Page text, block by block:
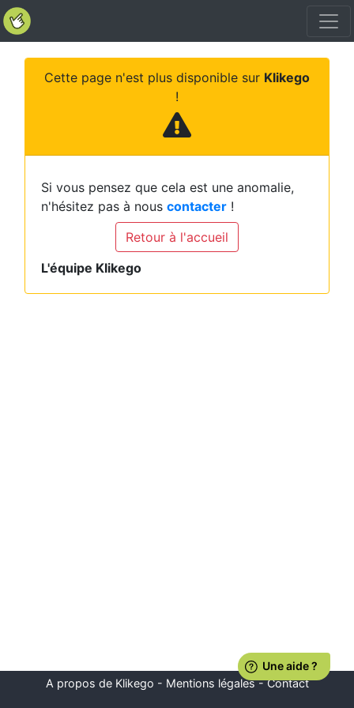
Cette page n'est plus disponible sur Klikego
!
Si vous pensez que cela est une anomalie,
n'hésitez pas à nous contacter !
Retour à l'accueil
L'équipe Klikego
A propos de Klikego - Mentions légales-Contact